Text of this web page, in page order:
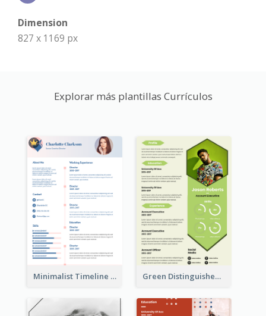
Dimension
827 x 1169 px
Explorar más plantillas Currículos
Minimalist Timeline Medical Student Resume Green Distinguished Resume